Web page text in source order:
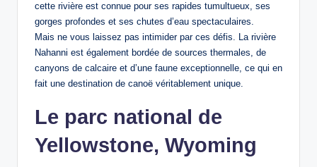
cette rivière est connue pour ses rapides tumultueux, ses
gorges profondes et ses chutes d’eau spectaculaires.
Mais ne vous laissez pas intimider par ces défis. La rivière
Nahanni est également bordée de sources thermales, de
canyons de calcaire et d’une faune exceptionnelle, ce qui en
fait une destination de canoë véritablement unique.
Le parc national de
Yellowstone, Wyoming